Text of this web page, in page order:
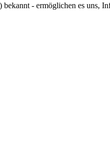
- ermöglichen es uns,